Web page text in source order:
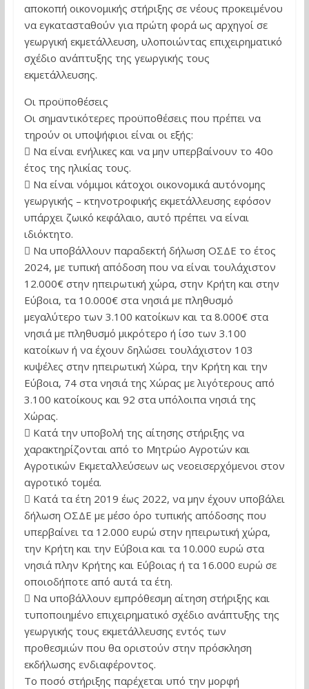
αποκοπή οικονομικής στήριξης σε νέους προκειμένου
να εγκατασταθούν για πρώτη φορά ως αρχηγοί σε
γεωργική εκμετάλλευση, υλοποιώντας επιχειρηματικό
σχέδιο ανάπτυξης της γεωργικής τους
εκμετάλλευσης.
Οι προϋποθέσεις
Οι σημαντικότερες προϋποθέσεις που πρέπει να
τηρούν οι υποψήφιοι είναι οι εξής:
 Να είναι ενήλικες και να μην υπερβαίνουν το 40ο
έτος της ηλικίας τους.
 Να είναι νόμιμοι κάτοχοι οικονομικά αυτόνομης
γεωργικής – κτηνοτροφικής εκμετάλλευσης εφόσον
υπάρχει ζωικό κεφάλαιο, αυτό πρέπει να είναι
ιδιόκτητο.
 Να υποβάλλουν παραδεκτή δήλωση ΟΣΔΕ το έτος
2024, με τυπική απόδοση που να είναι τουλάχιστον
12.000€ στην ηπειρωτική χώρα, στην Κρήτη και στην
Εύβοια, τα 10.000€ στα νησιά με πληθυσμό
μεγαλύτερο των 3.100 κατοίκων και τα 8.000€ στα
νησιά με πληθυσμό μικρότερο ή ίσο των 3.100
κατοίκων ή να έχουν δηλώσει τουλάχιστον 103
κυψέλες στην ηπειρωτική Χώρα, την Κρήτη και την
Εύβοια, 74 στα νησιά της Χώρας με λιγότερους από
3.100 κατοίκους και 92 στα υπόλοιπα νησιά της
Χώρας.
 Κατά την υποβολή της αίτησης στήριξης να
χαρακτηρίζονται από το Μητρώο Αγροτών και
Αγροτικών Εκμεταλλεύσεων ως νεοεισερχόμενοι στον
αγροτικό τομέα.
 Κατά τα έτη 2019 έως 2022, να μην έχουν υποβάλει
δήλωση ΟΣΔΕ με μέσο όρο τυπικής απόδοσης που
υπερβαίνει τα 12.000 ευρώ στην ηπειρωτική χώρα,
την Κρήτη και την Εύβοια και τα 10.000 ευρώ στα
νησιά πλην Κρήτης και Εύβοιας ή τα 16.000 ευρώ σε
οποιοδήποτε από αυτά τα έτη.
 Να υποβάλλουν εμπρόθεσμη αίτηση στήριξης και
τυποποιημένο επιχειρηματικό σχέδιο ανάπτυξης της
γεωργικής τους εκμετάλλευσης εντός των
προθεσμιών που θα οριστούν στην πρόσκληση
εκδήλωσης ενδιαφέροντος.
Το ποσό στήριξης παρέχεται υπό την μορφή